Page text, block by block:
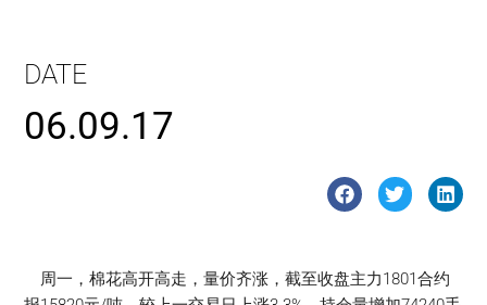
DATE
06.09.17
周一，棉花高开高走，量价齐涨，截至收盘主力1801合约